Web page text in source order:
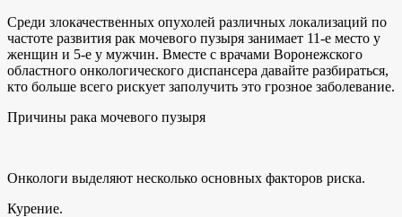
Среди злокачественных опухолей различных локализаций по
частоте развития рак мочевого пузыря занимает 11-е место у
женщин и 5-е у мужчин. Вместе с врачами Воронежского
областного онкологического диспансера давайте разбираться,
кто больше всего рискует заполучить это грозное заболевание.
Причины рака мочевого пузыря
Онкологи выделяют несколько основных факторов риска.
Курение.